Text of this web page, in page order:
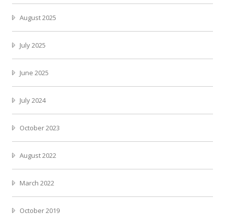
August 2025
July 2025
June 2025
July 2024
October 2023
August 2022
March 2022
October 2019